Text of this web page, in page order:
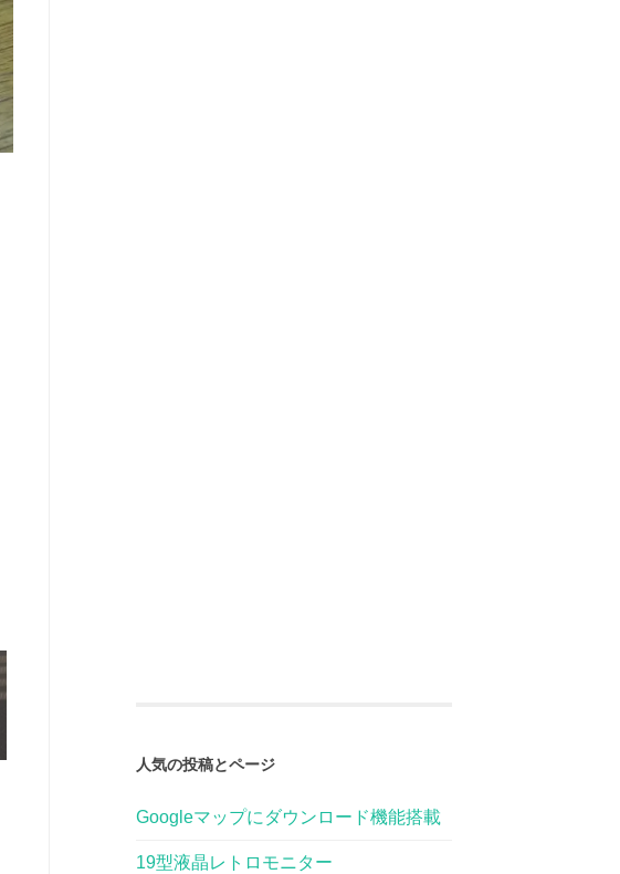
人気の投稿とページ
Googleマップにダウンロード機能搭載
19型液晶レトロモニター